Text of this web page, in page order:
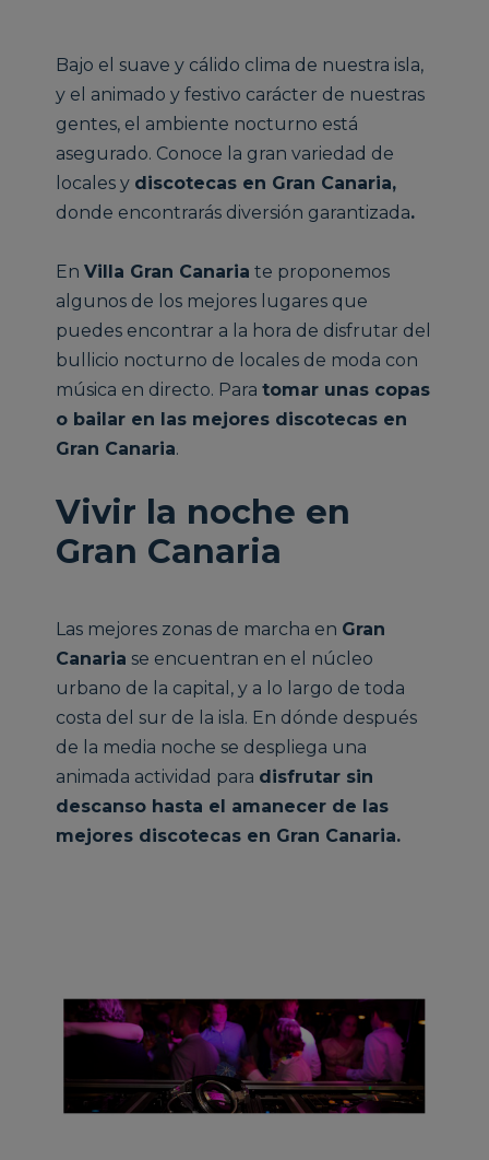
Bajo el suave y cálido clima de nuestra isla,
y el animado y festivo carácter de nuestras
gentes, el ambiente nocturno está
asegurado. Conoce la gran variedad de
locales y discotecas en Gran Canaria,
donde encontrarás diversión garantizada.
EnVilla Gran Canaria te proponemos
algunos de los mejores lugares que
puedes encontrar a la hora de disfrutar del
bullicio nocturno de locales de moda con
música en directo. Paratomar unas copas
o bailar en las mejores discotecas en
Gran Canaria.
Vivir la noche en
Gran Canaria
Las mejores zonas de marcha en Gran
Canaria se encuentran en el núcleo
urbano de la capital, y a lo largo de toda
costa del sur de la isla. En dónde después
de la media noche se despliega una
animada actividad para disfrutar sin
descanso hasta el amanecer de las
mejores discotecas en Gran Canaria.